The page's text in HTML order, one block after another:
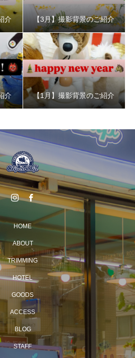
介 【3月】撮影背景のご紹介
介 【1月】撮影背景のご紹介
HOME
ABOUT
TRIMMING
HOTEL
GOODS
ACCESS
BLOG
STAFF